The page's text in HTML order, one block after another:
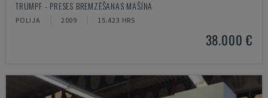
TRUMPF - PRESES BREMZĒŠANAS MAŠĪNA
POLIJA 2009 15.423 HRS
38.000 €